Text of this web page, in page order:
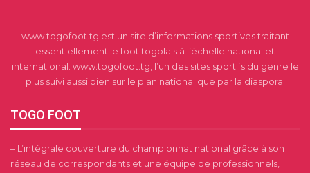
www.togofoot.tg est un site d’informations sportives traitant
essentiellement le foot togolais à l’échelle national et
international. www.togofoot.tg, l’un des sites sportifs du genre le
plus suivi aussi bien sur le plan national que par la diaspora.
TOGO FOOT
– L’intégrale couverture du championnat national grâce à son
réseau de correspondants et une équipe de professionnels,